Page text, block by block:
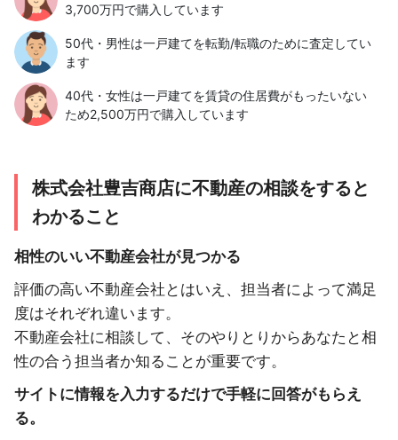
3,700万円で購入しています
50代・男性は一戸建てを転勤/転職のために査定してい
ます
40代・女性は一戸建てを賃貸の住居費がもったいない
ため2,500万円で購入しています
株式会社豊吉商店に不動産の相談をすると
わかること
相性のいい不動産会社が見つかる
評価の高い不動産会社とはいえ、担当者によって満足
度はそれぞれ違います。
不動産会社に相談して、そのやりとりからあなたと相
性の合う担当者か知ることが重要です。
サイトに情報を入力するだけで手軽に回答がもらえ
る。